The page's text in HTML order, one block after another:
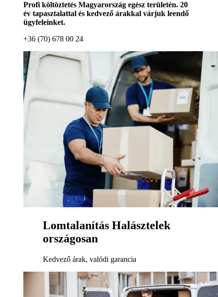
Profi költöztetés Magyarország egész területén. 20
év tapasztalattal és kedvező árakkal várjuk leendő
ügyfeleinket.
+36 (70) 678 00 24
Lomtalanítás Halásztelek
országosan
Kedvező árak, valódi garancia